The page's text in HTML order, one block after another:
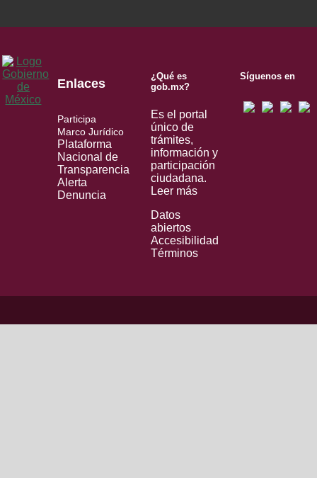
Enlaces
Participa
Marco Jurídico
Plataforma
Nacional de
Transparencia
Alerta
Denuncia
¿Qué es
gob.mx?
Es el portal
único de
trámites,
información y
participación
ciudadana.
Leer más
Datos
abiertos
Accesibilidad
Términos
Síguenos en